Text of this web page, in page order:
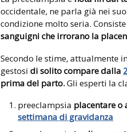
occidentale, ne parla già nei
condizione molto seria.
sanguigni che irrorano la
Secondo le stime, attualmente
gestosi di solito compare dalla
prima del parto.Gli esperti la
preeclampsia placentare o
settimana di gravidanza